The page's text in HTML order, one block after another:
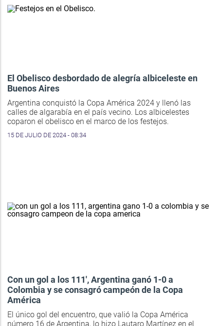
El Obelisco desbordado de alegría albiceleste en
Buenos Aires
Argentina conquistó la Copa América 2024 y llenó las
calles de algarabía en el país vecino. Los albicelestes
coparon el obelisco en el marco de los festejos.
15 DE JULIO DE 2024 - 08:34
Con un gol a los 111', Argentina ganó 1-0 a
Colombia y se consagró campeón de la Copa
América
El único gol del encuentro, que valió la Copa América
número 16 de Argentina, lo hizo Lautaro Martínez en el